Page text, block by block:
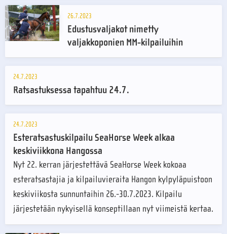
26.7.2023
Edustusvaljakot nimetty
valjakkoponien MM-kilpailuihin
24.7.2023
Ratsastuksessa tapahtuu 24.7.
24.7.2023
Esteratsastuskilpailu SeaHorse Week alkaa
keskiviikkona Hangossa
Nyt 22. kerran järjestettävä SeaHorse Week kokoaa
esteratsastajia ja kilpailuvieraita Hangon kylpyläpuistoon
keskiviikosta sunnuntaihin 26.-30.7.2023. Kilpailu
järjestetään nykyisellä konseptillaan nyt viimeistä kertaa.